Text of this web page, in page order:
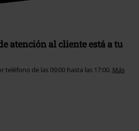
atención al cliente está a tu
teléfono de las 09:00 hasta las 17:00. Más